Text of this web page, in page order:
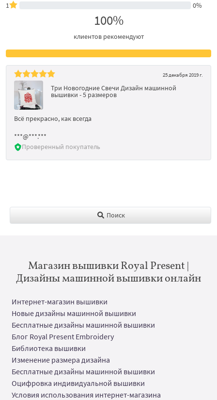
1
0%
100%
клиентов рекомендуют
25 декабря 2019 г.
Три Новогодние Свечи Дизайн машинной
вышивки - 5 размеров
Всё прекрасно, как всегда
***@***.***
Проверенный покупатель
Поиск
Магазин вышивки Royal Present |
Дизайны машинной вышивки онлайн
Интернет-магазин вышивки
Новые дизайны машинной вышивки
Бесплатные дизайны машинной вышивки
Блог Royal Present Embroidery
Библиотека вышивки
Изменение размера дизайна
Бесплатные дизайны машинной вышивки
Оцифровка индивидуальной вышивки
Условия использования интернет-магазина